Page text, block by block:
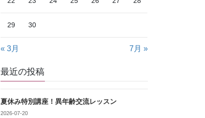
29 30
« 3月 7月 »
最近の投稿
夏休み特別講座！異年齢交流レッスン
2026-07-20